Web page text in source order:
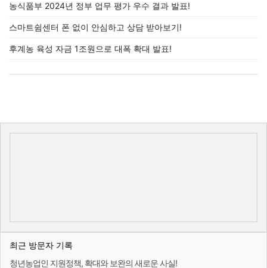
농식품부 2024년 정부 업무 평가 우수 결과 발표!
스마트쉼센터 폰 없이 안심하고 상담 받아보기!
후계농 육성 자금 1조원으로 대폭 확대 발표!
최근 방문자 기록
청년농업인 지원정책, 확대와 보완의 새로운 사실!